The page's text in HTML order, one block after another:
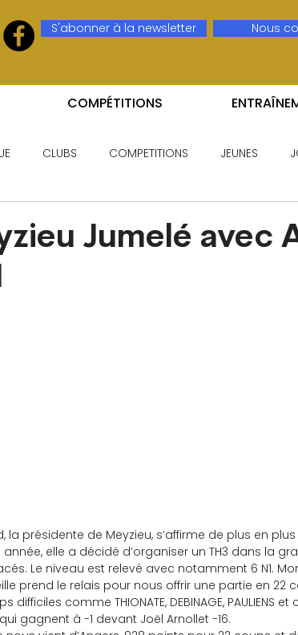
S'abonner à la newsletter Nous
COMPÉTITIONS
CLUBS COMPETITIONS JEUNES
Jumelé avec
de Meyzieu, s’affirme de plus en
elle a décidé d’organiser un TH3 dans la
Le niveau est relevé avec notamment 6 N1.
prend le relais pour nous offrir une partie en 22
difficiles comme THIONATE, DEBINAGE, PAULIENS
gagnent à -1 devant Joël Arnollet -16.